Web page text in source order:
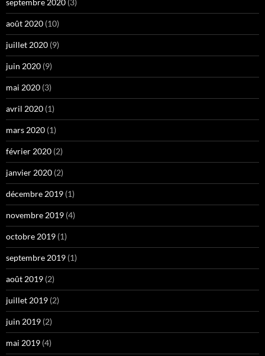
septembre 2020 (3)
août 2020 (10)
juillet 2020 (9)
juin 2020 (9)
mai 2020 (3)
avril 2020 (1)
mars 2020 (1)
février 2020 (2)
janvier 2020 (2)
décembre 2019 (1)
novembre 2019 (4)
octobre 2019 (1)
septembre 2019 (1)
août 2019 (2)
juillet 2019 (2)
juin 2019 (2)
mai 2019 (4)